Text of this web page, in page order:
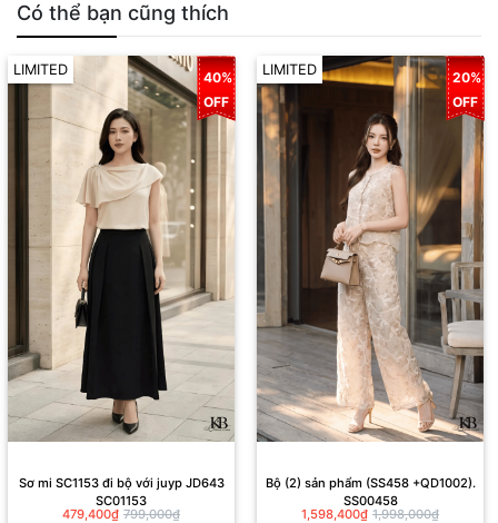
Có thể bạn cũng thích
LIMITED
40%
OFF
Sơ mi SC1153 đi bộ với juyp JD643
SC01153
479,400₫ 799,000₫
LIMITED
20%
OFF
Bộ (2) sản phẩm (SS458 +QD1002).
SS00458
1,598,400₫ 1,998,000₫